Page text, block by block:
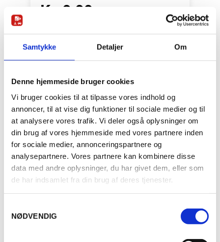
Samtykke Detaljer Om
Denne hjemmeside bruger cookies
Vi bruger cookies til at tilpasse vores indhold og
annoncer, til at vise dig funktioner til sociale medier og til
at analysere vores trafik. Vi deler også oplysninger om
din brug af vores hjemmeside med vores partnere inden
for sociale medier, annonceringspartnere og
analysepartnere. Vores partnere kan kombinere disse
data med andre oplysninger, du har givet dem, eller som
de har indsamlet fra din brug af deres tjenester.
NØDVENDIG
Kr. 0,00
Anmeld hændelser
Talte advarsler (flere stemmer)
Hastighedsassistent
Reklamefri
Speedometer med fartgrænser
Europæiske fartkontroller
Navigation